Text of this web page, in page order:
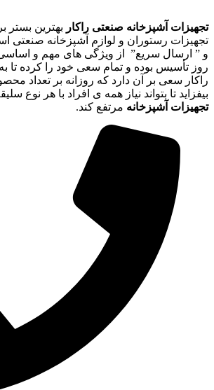
تجهیزات آشپزخانه صنعتی راکار بهترین بستر
تجهیزات رستوران و لوازم آشپزخانه صنعتی
و ” ارسال سریع” از ویژگی های مهم و اساسی
روز تأسیس بوده و تمام سعی خود را کرده تا به
راکار سعی بر آن دارد که روزانه بر تعداد
بیفزاید تا بتواند نیاز همه ی افراد با هر نوع
تجهیزات آشپزخانه مرتفع کند.